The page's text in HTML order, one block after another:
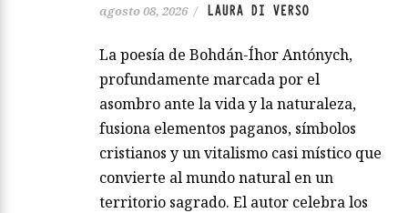
agosto 08, 2026 / LAURA DI VERSO
La poesía de Bohdán-Íhor Antónych,
profundamente marcada por el
asombro ante la vida y la naturaleza,
fusiona elementos paganos, símbolos
cristianos y un vitalismo casi místico que
convierte al mundo natural en un
territorio sagrado. El autor celebra los